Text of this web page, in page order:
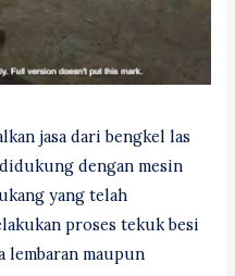
jasa dari bengkel las
dengan mesin
yang telah
proses tekuk besi
maupun